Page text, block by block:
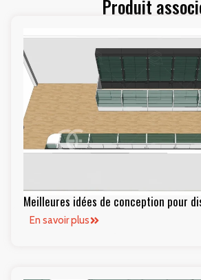
Produit
Meilleures idées de conception pour
En savoir plus